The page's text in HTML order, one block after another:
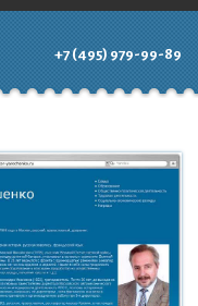
+7 (495) 979-99-89